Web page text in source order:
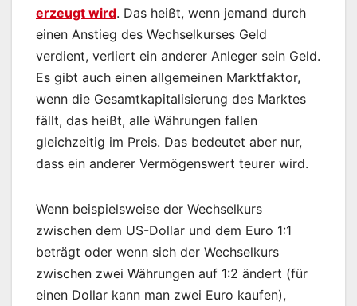
erzeugt wird. Das heißt, wenn jemand durch
einen Anstieg des Wechselkurses Geld
verdient, verliert ein anderer Anleger sein Geld.
Es gibt auch einen allgemeinen Marktfaktor,
wenn die Gesamtkapitalisierung des Marktes
fällt, das heißt, alle Währungen fallen
gleichzeitig im Preis. Das bedeutet aber nur,
dass ein anderer Vermögenswert teurer wird.
Wenn beispielsweise der Wechselkurs
zwischen dem US-Dollar und dem Euro 1:1
beträgt oder wenn sich der Wechselkurs
zwischen zwei Währungen auf 1:2 ändert (für
einen Dollar kann man zwei Euro kaufen),